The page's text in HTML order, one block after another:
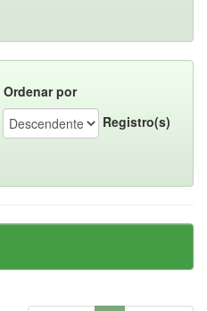
Ordenar por
Registro(s)